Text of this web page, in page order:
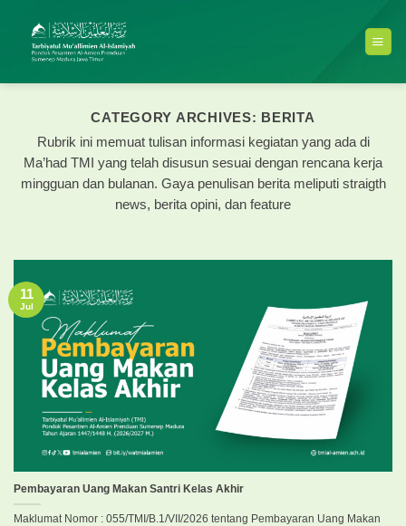
content
CATEGORY ARCHIVES: BERITA
Rubrik ini memuat tulisan informasi kegiatan yang ada di
Ma’had TMI yang telah disusun sesuai dengan rencana kerja
mingguan dan bulanan. Gaya penulisan berita meliputi straigth
news, berita opini, dan feature
Pembayaran Uang Makan Santri Kelas Akhir
Maklumat Nomor : 055/TMI/B.1/VII/2026 tentang Pembayaran Uang Makan
11
Jul